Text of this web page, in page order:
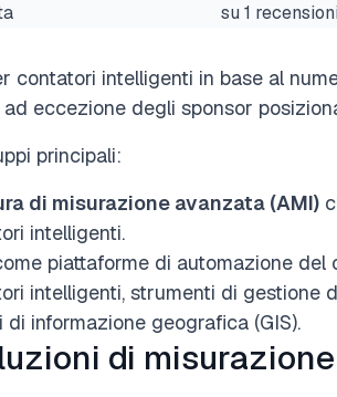
su 1 recensioni
contatori intelligenti in base al
eccezione degli sponsor
principali:
di misurazione avanzata (AMI)
intelligenti.
piattaforme di automazione del
intelligenti, strumenti di gestione
informazione geografica (GIS).
di